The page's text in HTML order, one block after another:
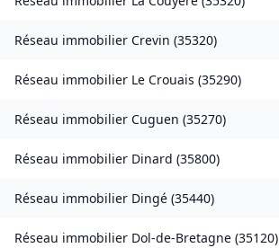
Réseau immobilier Crevin (35320)
Réseau immobilier Le Crouais (35290)
Réseau immobilier Cuguen (35270)
Réseau immobilier Dinard (35800)
Réseau immobilier Dingé (35440)
Réseau immobilier Dol-de-Bretagne (35120)